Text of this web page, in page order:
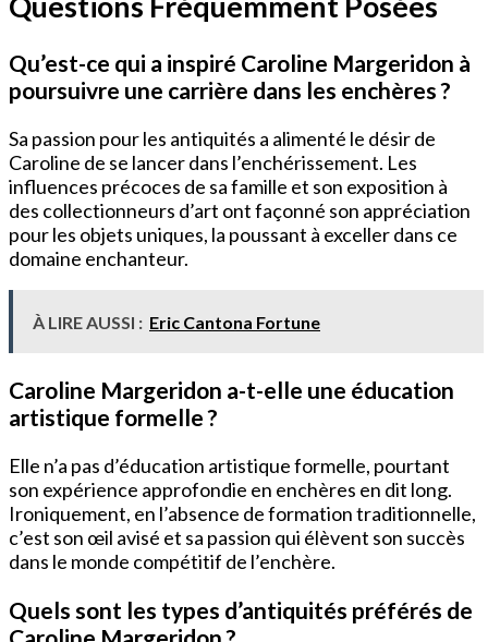
Qu’est-ce qui a inspiré Caroline Margeridon à
poursuivre une carrière dans les enchères ?
Sa passion pour les antiquités a alimenté le désir de
Caroline de se lancer dans l’enchérissement. Les
influences précoces de sa famille et son exposition à
des collectionneurs d’art ont façonné son appréciation
pour les objets uniques, la poussant à exceller dans ce
domaine enchanteur.
À LIRE AUSSI : Eric Cantona Fortune
Caroline Margeridon a-t-elle une éducation
artistique formelle ?
Elle n’a pas d’éducation artistique formelle, pourtant
son expérience approfondie en enchères en dit long.
Ironiquement, en l’absence de formation traditionnelle,
c’est son œil avisé et sa passion qui élèvent son succès
dans le monde compétitif de l’enchère.
Quels sont les types d’antiquités préférés de